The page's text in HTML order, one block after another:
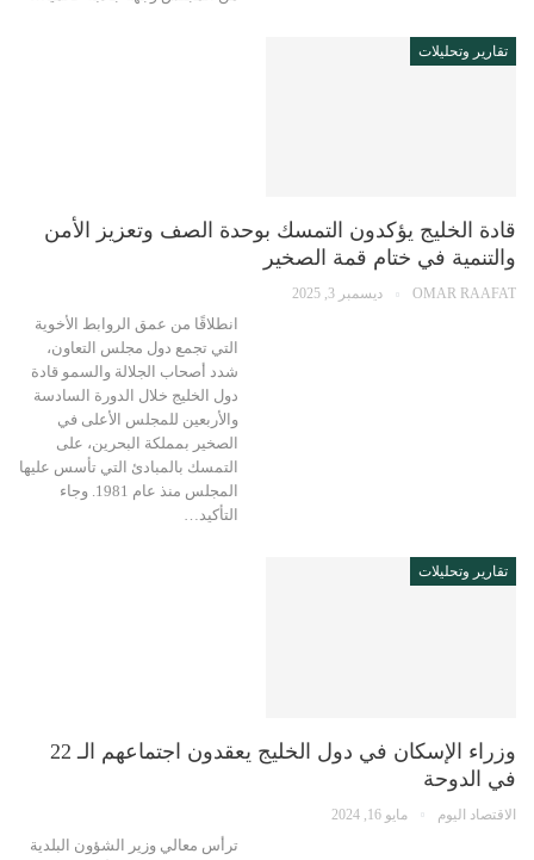
تقارير وتحليلات
قادة الخليج يؤكدون التمسك بوحدة الصف وتعزيز الأمن
والتنمية في ختام قمة الصخير
OMAR RAAFAT ديسمبر 3, 2025
انطلاقًا من عمق الروابط الأخوية
التي تجمع دول مجلس التعاون،
شدد أصحاب الجلالة والسمو قادة
دول الخليج خلال الدورة السادسة
والأربعين للمجلس الأعلى في
الصخير بمملكة البحرين، على
التمسك بالمبادئ التي تأسس عليها
المجلس منذ عام 1981. وجاء
التأكيد…
تقارير وتحليلات
وزراء الإسكان في دول الخليج يعقدون اجتماعهم الـ 22
في الدوحة
الاقتصاد اليوم مايو 16, 2024
ترأس معالي وزير الشؤون البلدية